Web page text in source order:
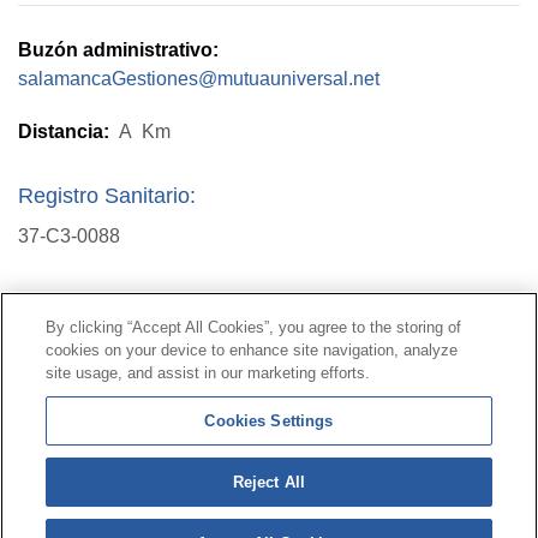
Buzón administrativo:
salamancaGestiones@mutuauniversal.net
Distancia: A Km
Registro Sanitario:
37-C3-0088
Línea Universal 900 203 203|Zona Privada Comisión de
Prestaciones Especiales|Zona Privada Proveedor
Sanitario
© Mutua Universal 2026 | Mapa del sitio | Aviso legal
Política de Protección de Datos
cookies
By clicking “Accept All Cookies”, you agree to the storing of
cookies on your device to enhance site navigation, analyze
site usage, and assist in our marketing efforts.
Cookies Settings
Reject All